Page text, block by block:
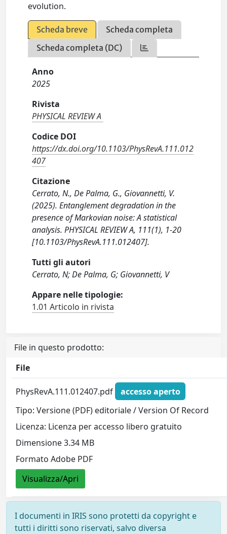
evolution.
Scheda breve
Scheda completa
Scheda completa (DC)
Anno
2025
Rivista
PHYSICAL REVIEW A
Codice DOI
https://dx.doi.org/10.1103/PhysRevA.111.012
407
Citazione
Cerrato, N., De Palma, G., Giovannetti, V.
(2025). Entanglement degradation in the
presence of Markovian noise: A statistical
analysis. PHYSICAL REVIEW A, 111(1), 1-20
[10.1103/PhysRevA.111.012407].
Tutti gli autori
Cerrato, N; De Palma, G; Giovannetti, V
Appare nelle tipologie:
1.01 Articolo in rivista
File in questo prodotto:
File
PhysRevA.111.012407.pdf
accesso aperto
Tipo: Versione (PDF) editoriale / Version Of Record
Licenza: Licenza per accesso libero gratuito
Dimensione 3.34 MB
Formato Adobe PDF
Visualizza/Apri
I documenti in IRIS sono protetti da copyright e
tutti i diritti sono riservati, salvo diversa